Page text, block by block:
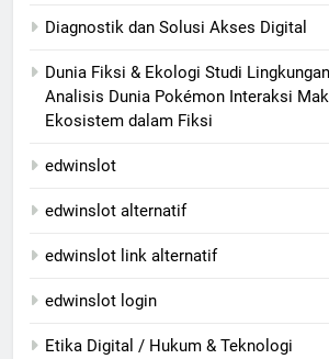
Diagnostik dan Solusi Akses Digital
Dunia Fiksi & Ekologi Studi
Analisis Dunia Pokémon Interaksi
Ekosistem dalam Fiksi
edwinslot
edwinslot alternatif
edwinslot link alternatif
edwinslot login
Etika Digital / Hukum & Teknologi